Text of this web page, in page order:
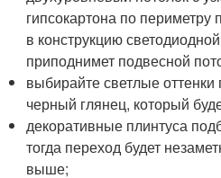
гипсокартона по
в конструкцию
приподнимет подвесной
выбирайте светлые
черный глянец, который
декоративные плинтуса
тогда переход будет
выше;